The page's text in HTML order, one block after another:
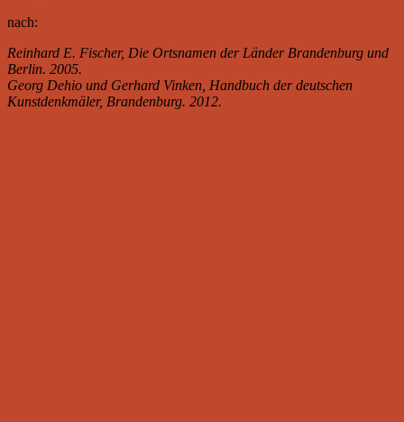
nach:
Reinhard E. Fischer, Die Ortsnamen der Länder Brandenburg und
Berlin. 2005.
Georg Dehio und Gerhard Vinken, Handbuch der deutschen
Kunstdenkmäler, Brandenburg. 2012.